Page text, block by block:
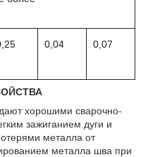
0,04 0,07
хорошими сварочно-
зажиганием дуги и
металла от
металла шва при